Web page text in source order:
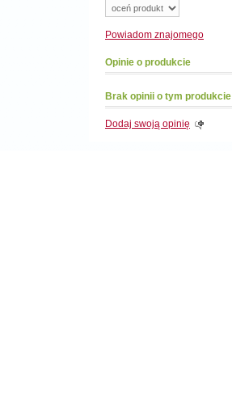
Powiadom znajomego
Opinie o produkcie
Brak opinii o tym produkcie
Dodaj swoją opinię